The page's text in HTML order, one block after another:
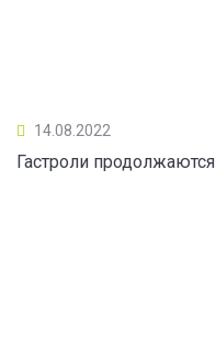
14.08.2022
Гастроли продолжаются